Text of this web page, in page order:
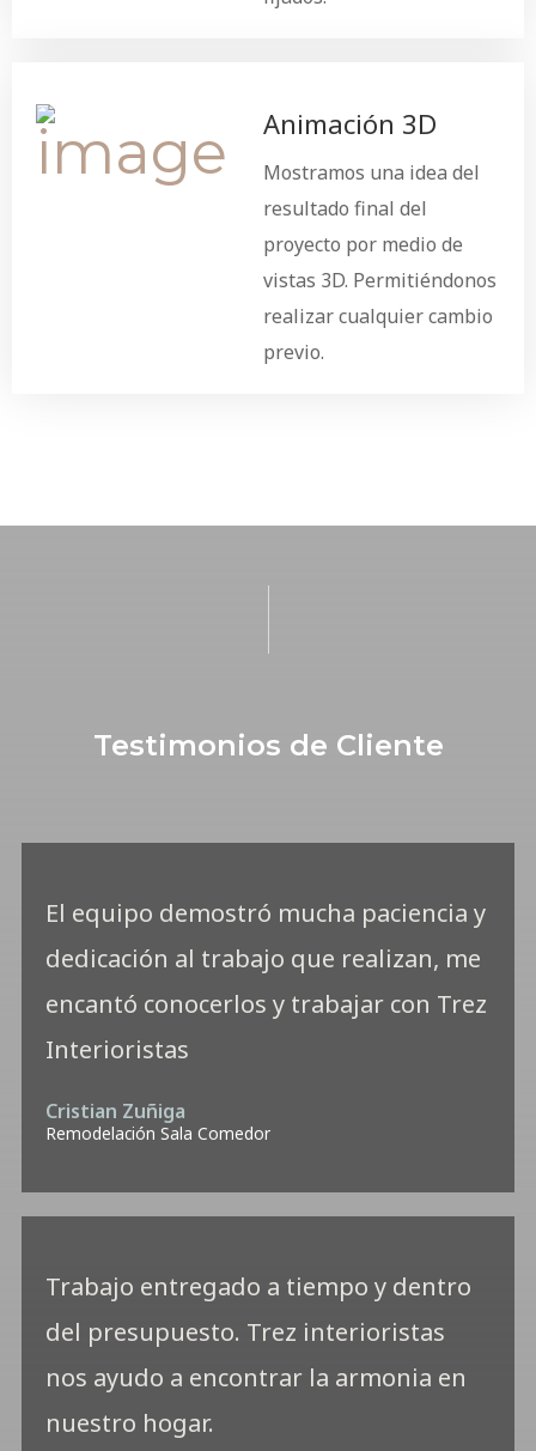
Animación 3D
Mostramos una idea del
resultado final del
proyecto por medio de
vistas 3D. Permitiéndonos
realizar cualquier cambio
previo.
Testimonios de Cliente
El equipo demostró mucha paciencia y
dedicación al trabajo que realizan, me
encantó conocerlos y trabajar con Trez
Interioristas
Cristian Zuñiga
Remodelación Sala Comedor
Trabajo entregado a tiempo y dentro
del presupuesto. Trez interioristas
nos ayudo a encontrar la armonia en
nuestro hogar.